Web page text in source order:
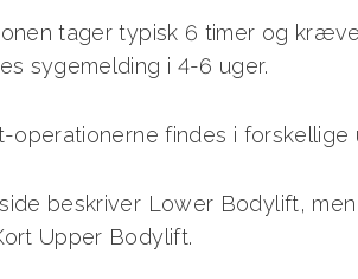
tager typisk 6 timer og
sygemelding i 4-6 uger.
operationerne findes i forskellige
beskriver Lower Bodylift,
Upper Bodylift.